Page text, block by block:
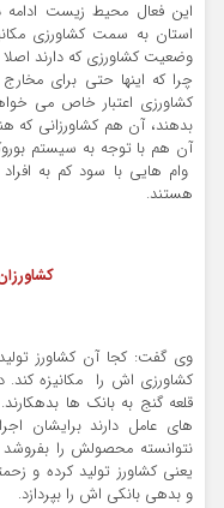
این فعال محیط زیست
استان به سمت کشاورزی
وضعیت کشاورزی که دارند
چرا که اینها حتی برای
کشاورزی اعتبار خاص می
بدهند، آن هم کشاورزانی که
آن هم با توجه به سیستم
وام هایی با سود کم به
هستند.
وی گفت: کجا آن کشاورز
کشاورزی اش را مکانیزه کند.
قلعه گنج به بانک ها
های عامل دارند برایشان
نتوانسته محصولش را
یعنی کشاورز تولید کرده و
و بدهی بانکی اش را بپردازد.